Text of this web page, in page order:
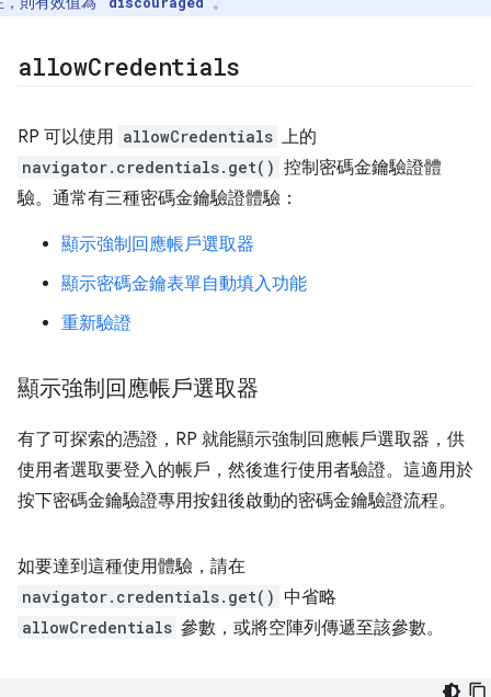
allowCredentials
RP 可以使用 allowCredentials 上的
navigator.credentials.get() 控制密碼金鑰驗證體
驗。通常有三種密碼金鑰驗證體驗：
顯示強制回應帳戶選取器
顯示密碼金鑰表單自動填入功能
重新驗證
顯示強制回應帳戶選取器
有了可探索的憑證，RP 就能顯示強制回應帳戶選取器，供
使用者選取要登入的帳戶，然後進行使用者驗證。這適用於
按下密碼金鑰驗證專用按鈕後啟動的密碼金鑰驗證流程。
如要達到這種使用體驗，請在
navigator.credentials.get() 中省略
allowCredentials 參數，或將空陣列傳遞至該參數。